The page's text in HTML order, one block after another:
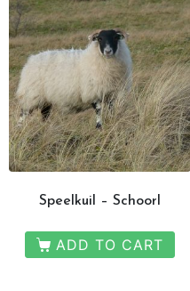
Speelkuil – Schoorl
ADD TO CART